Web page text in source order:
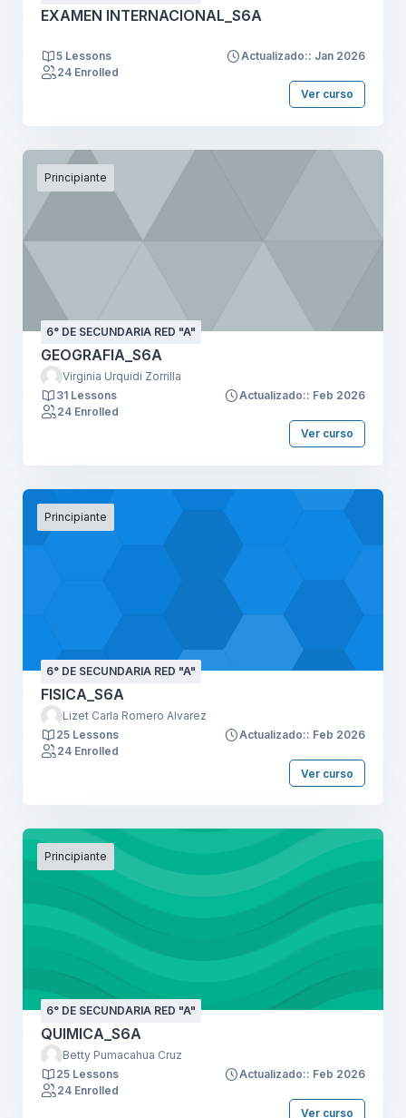
EXAMEN INTERNACIONAL_S6A
5 Lessons
Actualizado:: Jan 2026
24 Enrolled
Ver curso
Principiante
6° DE SECUNDARIA RED "A"
GEOGRAFIA_S6A
Virginia Urquidi Zorrilla
31 Lessons
Actualizado:: Feb 2026
24 Enrolled
Ver curso
Principiante
6° DE SECUNDARIA RED "A"
FISICA_S6A
Lizet Carla Romero Alvarez
25 Lessons
Actualizado:: Feb 2026
24 Enrolled
Ver curso
Principiante
6° DE SECUNDARIA RED "A"
QUIMICA_S6A
Betty Pumacahua Cruz
25 Lessons
Actualizado:: Feb 2026
24 Enrolled
Ver curso